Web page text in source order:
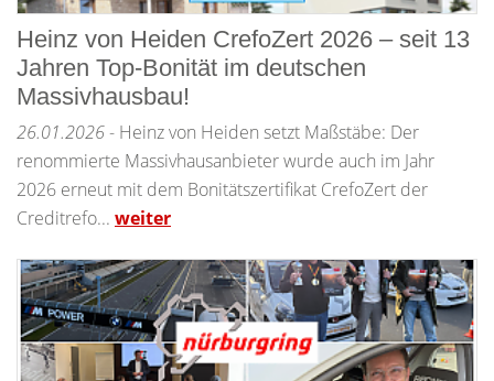
Heinz von Heiden CrefoZert 2026 – seit 13
Jahren Top-Bonität im deutschen
Massivhausbau!
26.01.2026- Heinz von Heiden setzt Maßstäbe: Der
renommierte Massivhausanbieter wurde auch im Jahr
2026 erneut mit dem Bonitätszertifikat CrefoZert der
Creditrefo... weiter